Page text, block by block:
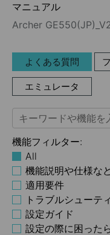
マニュアル
Archer
よくある質問
エミュレータ
機能フィルター:
All
機能説明や仕様な
適用要件
トラブルシューテ
設定ガイド
設定の際に困った